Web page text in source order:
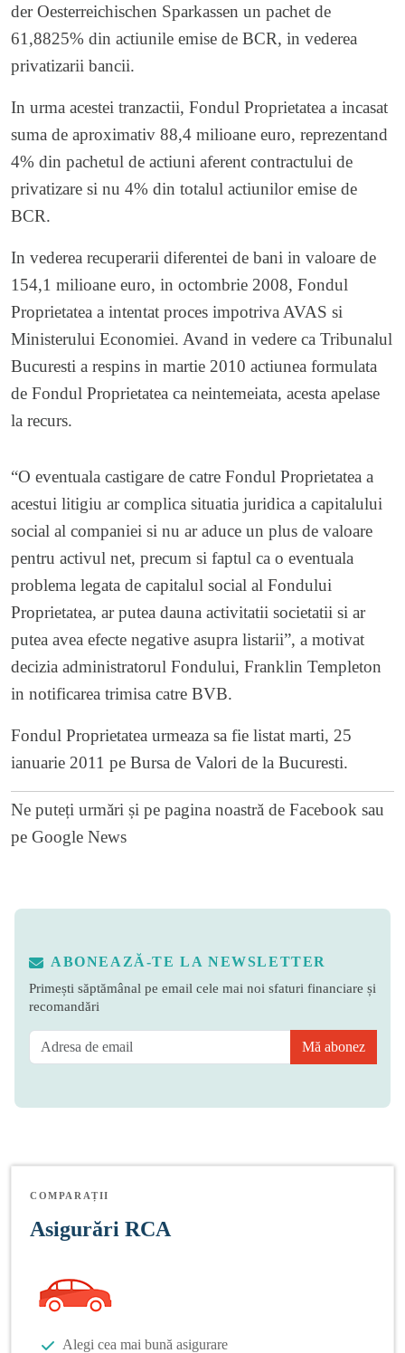
der Oesterreichischen Sparkassen un pachet de
61,8825% din actiunile emise de BCR, in vederea
privatizarii bancii.
In urma acestei tranzactii, Fondul Proprietatea a incasat
suma de aproximativ 88,4 milioane euro, reprezentand
4% din pachetul de actiuni aferent contractului de
privatizare si nu 4% din totalul actiunilor emise de
BCR.
In vederea recuperarii diferentei de bani in valoare de
154,1 milioane euro, in octombrie 2008, Fondul
Proprietatea a intentat proces impotriva AVAS si
Ministerului Economiei. Avand in vedere ca Tribunalul
Bucuresti a respins in martie 2010 actiunea formulata
de Fondul Proprietatea ca neintemeiata, acesta apelase
la recurs.
“O eventuala castigare de catre Fondul Proprietatea a
acestui litigiu ar complica situatia juridica a capitalului
social al companiei si nu ar aduce un plus de valoare
pentru activul net, precum si faptul ca o eventuala
problema legata de capitalul social al Fondului
Proprietatea, ar putea dauna activitatii societatii si ar
putea avea efecte negative asupra listarii”, a motivat
decizia administratorul Fondului, Franklin Templeton
in notificarea trimisa catre BVB.
Fondul Proprietatea urmeaza sa fie listat marti, 25
ianuarie 2011 pe Bursa de Valori de la Bucuresti.
Ne puteți urmări și pe pagina noastră de Facebook sau
pe Google News
ABONEAZĂ-TE LA NEWSLETTER
Primești săptămânal pe email cele mai noi sfaturi financiare și
recomandări
Mă abonez
COMPARAȚII
Asigurări RCA
Alegi cea mai bună asigurare